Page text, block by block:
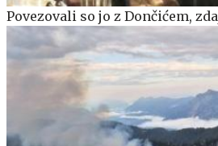
Povezovali so jo z Dončićem,